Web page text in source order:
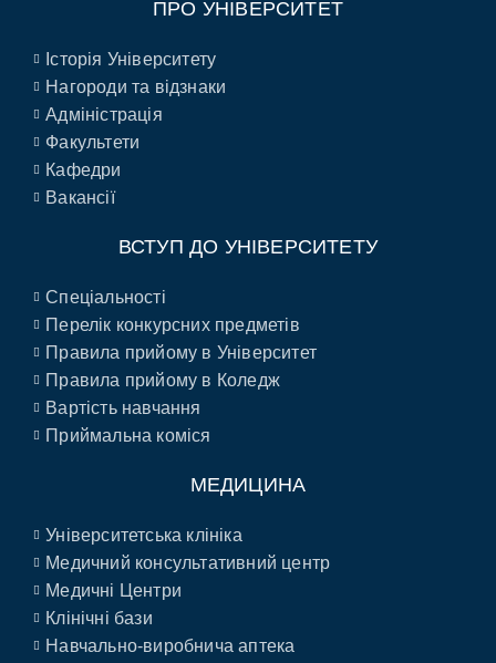
ПРО УНІВЕРСИТЕТ
Історія Університету
Нагороди та відзнаки
Адміністрація
Факультети
Кафедри
Вакансії
ВСТУП ДО УНІВЕРСИТЕТУ
Спеціальності
Перелік конкурсних предметів
Правила прийому в Університет
Правила прийому в Коледж
Вартість навчання
Приймальна коміся
МЕДИЦИНА
Університетська клініка
Медичний консультативний центр
Медичні Центри
Клінічні бази
Навчально-виробнича аптека